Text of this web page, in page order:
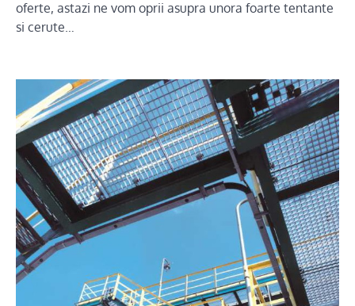
oferte, astazi ne vom oprii asupra unora foarte tentante
si cerute…